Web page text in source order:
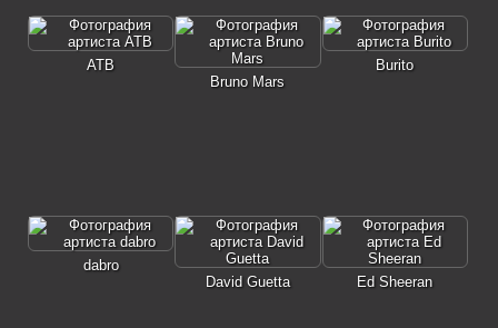
ATB
Bruno Mars
Burito
dabro
David Guetta
Ed Sheeran